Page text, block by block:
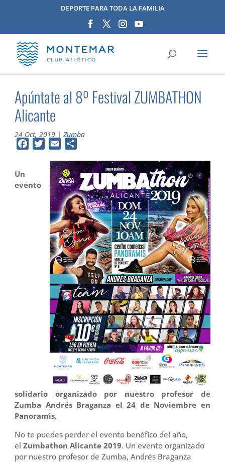
DEPORTE PARA TODA LA FAMILIA
Apúntate al 8º Festival ZUMBATHON
Alicante
24 Oct, 2019 |Zumba
FacebookTwitterEmail
Un
evento
solidario organizado por nuestro profesor de
Zumba Andrés Braganza el 24 de Noviembre en
Panoramis.
No te puedes perder el evento benéfico del año,
elZumbathon Alicante 2019. Un evento organizado
por nuestro profesor de Zumba, Andrés Braganza